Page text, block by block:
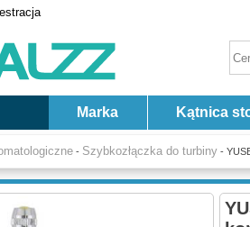
Marka Kątnica
- Szybkozłączka do turbiny -